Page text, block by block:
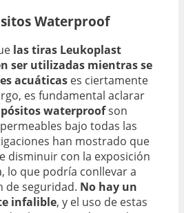
Waterproof
las tiras Leukoplast
ser utilizadas mientras se
acuáticas es ciertamente
es fundamental aclarar
waterproofson
bajo todas las
han mostrado que
disminuir con la exposición
lo que podría conllevar a
de seguridad. No hay un
infalible, y el uso de estas